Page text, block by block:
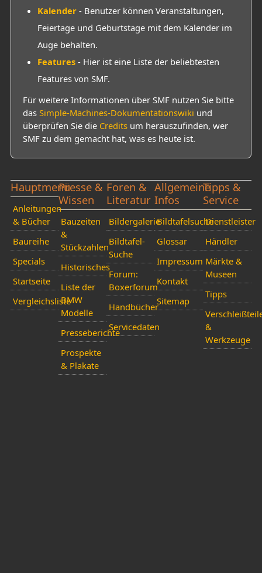
Kalender - Benutzer können Veranstaltungen,
Feiertage und Geburtstage mit dem Kalender im
Auge behalten.
Features - Hier ist eine Liste der beliebtesten
Features von SMF.
Für weitere Informationen über SMF nutzen Sie bitte
das Simple-Machines-Dokumentationswiki und
überprüfen Sie die Credits um herauszufinden, wer
SMF zu dem gemacht hat, was es heute ist.
Hauptmenü
Anleitungen
& Bücher
Baureihe
Specials
Startseite
Vergleichsliste
Presse &
Wissen
Bauzeiten
&
Stückzahlen
Historisches
Liste der
BMW
Modelle
Presseberichte
Prospekte
& Plakate
Foren &
Literatur
Bildergalerie
Bildtafel-
Suche
Forum:
Boxerforum
Handbücher
Servicedaten
Allgemeine
Infos
Bildtafelsuche
Glossar
Impressum
Kontakt
Sitemap
Tipps &
Service
Dienstleister
Händler
Märkte &
Museen
Tipps
&
Werkzeuge